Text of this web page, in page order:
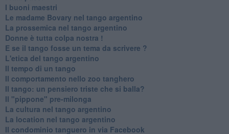
I buoni maestri
Le madame Bovary nel tango argentino
La prossemica nel tango argentino
Donne è tutta colpa nostra !
E se il tango fosse un tema da scrivere ?
L'etica del tango argentino
Il tempo di un tango
Il comportamento nello zoo tanghero
Il tango: un pensiero triste che si balla?
Il "pippone" pre-milonga
La cultura nel tango argentino
La location nel tango argentino
Il condominio tanguero in via Facebook